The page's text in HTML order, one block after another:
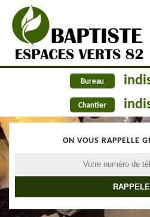
Bureau
Chantier
ON VOUS RAPPELLE